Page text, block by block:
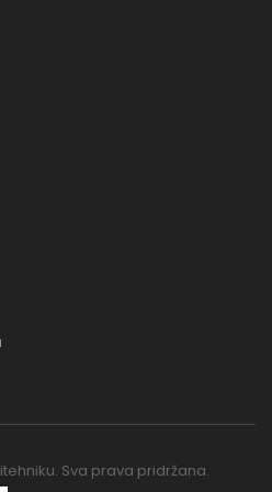
Sva prava pridržana.